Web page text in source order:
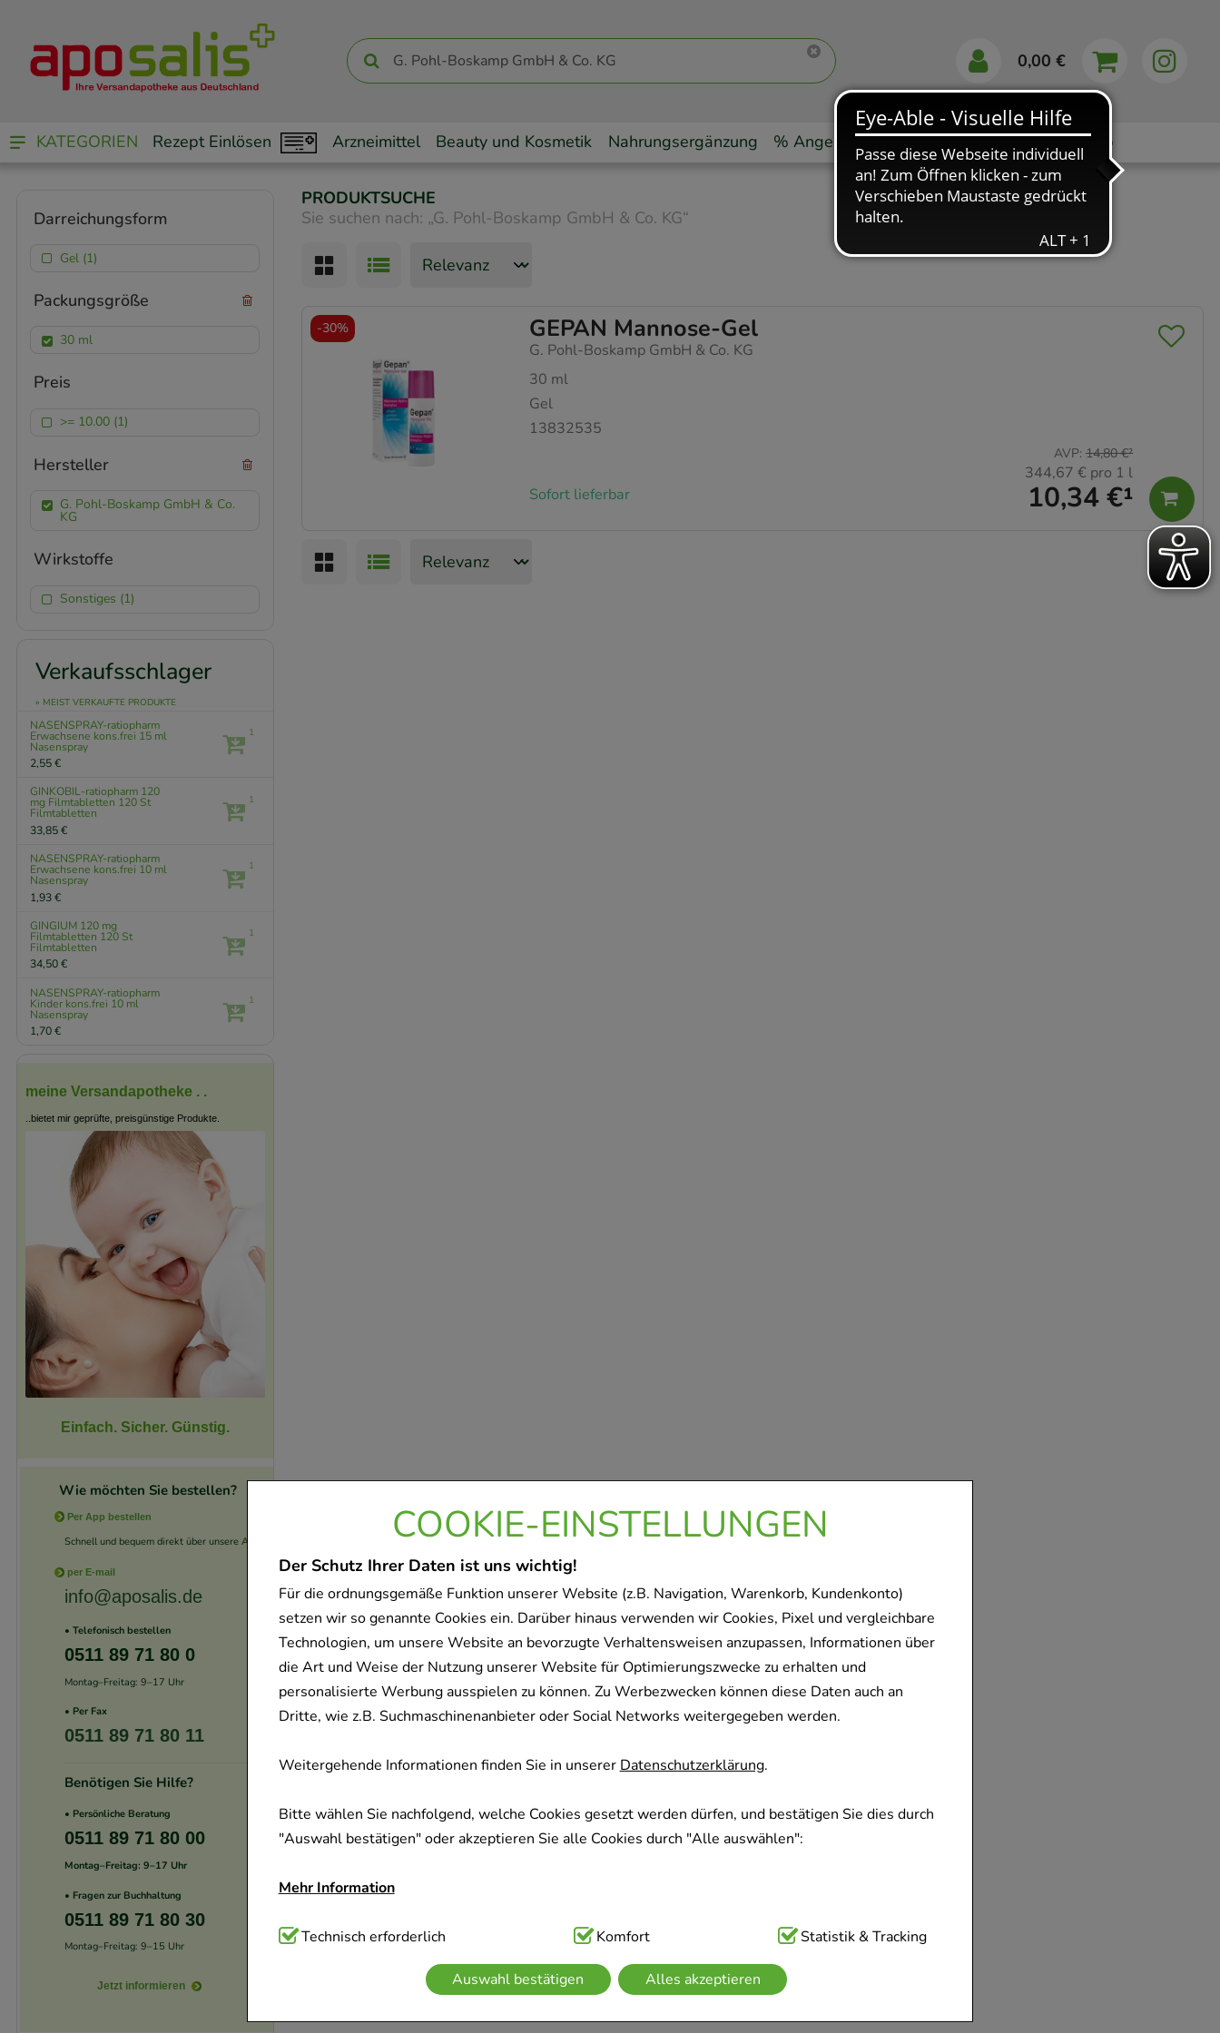
COOKIE-EINSTELLUNGEN
Der Schutz Ihrer Daten ist uns wichtig!
Für die ordnungsgemäße Funktion unserer Website (z.B. Navigation, Warenkorb, Kundenkonto)
setzen wir so genannte Cookies ein. Darüber hinaus verwenden wir Cookies, Pixel und vergleichbare
Technologien, um unsere Website an bevorzugte Verhaltensweisen anzupassen, Informationen über
die Art und Weise der Nutzung unserer Website für Optimierungszwecke zu erhalten und
personalisierte Werbung ausspielen zu können. Zu Werbezwecken können diese Daten auch an
Dritte, wie z.B. Suchmaschinenanbieter oder Social Networks weitergegeben werden.
Weitergehende Informationen finden Sie in unsererDatenschutzerklärung.
Bitte wählen Sie nachfolgend, welche Cookies gesetzt werden dürfen, und bestätigen Sie dies durch
"Auswahl bestätigen" oder akzeptieren Sie alle Cookies durch "Alle auswählen":
Mehr Information
Technisch Notwendig:Hierbei handelt es sich um Cookies, die für die Grundfunktionen unserer
Website notwendig sind (z.B. Navigation, Warenkorb, Kundenkonto), weshalb auf diese nicht
verzichtet werden kann.
Technisch erforderlich Komfort Statistik & Tracking
Auswahl bestätigen Alles akzeptieren
0,00 €
KATEGORIEN Rezept Einlösen Arzneimittel Beauty und Kosmetik Nahrungsergänzung % Angebote Markenshops Ratgeber App
PRODUKTSUCHE
Sie suchen nach: „G. Pohl-Boskamp GmbH & Co. KG“
GEPAN Mannose-Gel
G. Pohl-Boskamp GmbH & Co. KG
30 ml
Gel
13832535
Sofort lieferbar 10,34 €¹
AVP: 14,80 €²
344,67 € pro 1 l
-30%
Darreichungsform
Gel (1)
Packungsgröße
30 ml
Preis
>= 10.00 (1)
Hersteller
G. Pohl-Boskamp GmbH & Co.
KG
Wirkstoffe
Sonstiges (1)
Verkaufsschlager
» MEIST VERKAUFTE PRODUKTE
NASENSPRAY-ratiopharm
Erwachsene kons.frei 15 ml
Nasenspray
2,55 €
1
GINKOBIL-ratiopharm 120
mg Filmtabletten 120 St
Filmtabletten
33,85 €
1
NASENSPRAY-ratiopharm
Erwachsene kons.frei 10 ml
Nasenspray
1,93 €
1
GINGIUM 120 mg
Filmtabletten 120 St
Filmtabletten
34,50 €
1
NASENSPRAY-ratiopharm
Kinder kons.frei 10 ml
Nasenspray
1,70 €
1
meine Versandapotheke . .
..bietet mir geprüfte, preisgünstige Produkte.
Einfach. Sicher. Günstig.
Wie möchten Sie bestellen?
Per App bestellen
Schnell und bequem direkt über unsere App.
per E-mail
info@aposalis.de
• Telefonisch bestellen
0511 89 71 80 0
Montag–Freitag: 9–17 Uhr
• Per Fax
0511 89 71 80 11
Benötigen Sie Hilfe?
• Persönliche Beratung
0511 89 71 80 00
Montag–Freitag: 9–17 Uhr
• Fragen zur Buchhaltung
0511 89 71 80 30
Montag–Freitag: 9–15 Uhr
Jetzt informieren